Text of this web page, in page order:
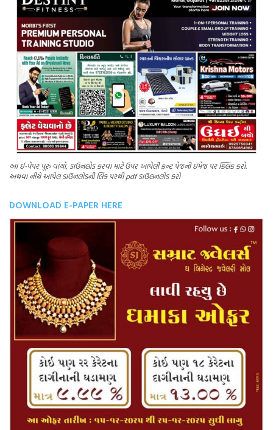
આ ઈ-પેપર પૂરું વાંચો, ડાઉનલોડ કરવા માટે ઉપર આપેલી ફ્રન્ટ પેજની ઇમેજ પર ક્લિક કરો.
અથવા નીચે આપેલ ડાઉનલોડની લિંક પરથી pdf ડાઉલનલોડ કરો
DOWNLOAD E-PAPER HERE